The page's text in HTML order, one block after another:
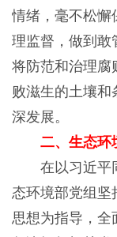
情绪，毫不松懈
理监督，做到敢
将防范和治理腐
败滋生的土壤和
深发展。
二、生态环
在以习近平同
态环境部党组坚
思想为指导，全